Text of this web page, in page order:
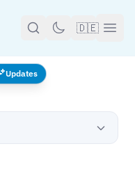
🇩🇪
Updates